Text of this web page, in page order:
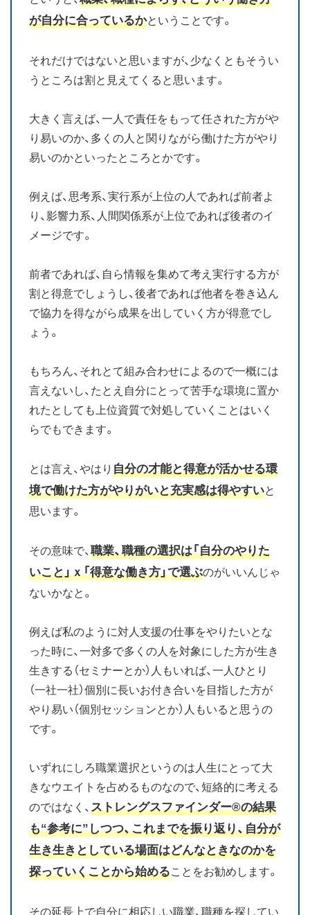
が自分に合っているかということです。
それだけではないと思いますが、少なくともそうい
うところは割と見えてくると思います。
大きく言えば、一人で責任をもって任された方がや
り易いのか、多くの人と関りながら働けた方がやり
易いのかといったところとかです。
例えば、思考系、実行系が上位の人であれば前者よ
り、影響力系、人間関係系が上位であれば後者のイ
メージです。
前者であれば、自ら情報を集めて考え実行する方が
割と得意でしょうし、後者であれば他者を巻き込ん
で協力を得ながら成果を出していく方が得意でし
ょう。
もちろん、それとて組み合わせによるので一概には
言えないし、たとえ自分にとって苦手な環境に置か
れたとしても上位資質で対処していくことはいく
らでもできます。
とは言え、やはり自分の才能と得意が活かせる環
境で働けた方がやりがいと充実感は得やすいと
思います。
その意味で、職業、職種の選択は「自分のやりた
いこと」ｘ「得意な働き方」で選ぶのがいいんじゃ
ないかなと。
例えば私のように対人支援の仕事をやりたいとな
った時に、一対多で多くの人を対象にした方が生き
生きする（セミナーとか）人もいれば、一人ひとり
（一社一社）個別に長いお付き合いを目指した方が
やり易い（個別セッションとか）人もいると思うの
です。
いずれにしろ職業選択というのは人生にとって大
きなウエイトを占めるものなので、短絡的に考える
のではなく、ストレングスファインダー®の結果
も“参考に”しつつ、これまでを振り返り、自分が
生き生きとしている場面はどんなときなのかを
探っていくことから始めることをお勧めします。
その延長上で自分に相応しい職業、職種を探してい